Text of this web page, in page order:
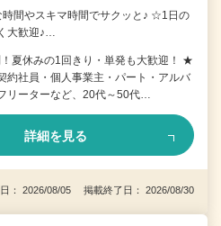
時間やスキマ時間でサクッと♪ ☆1日の
大歓迎♪…
夏休みの1回きり・単発も大歓迎！ ★
約社員・個人事業主・パート・アルバ
リーターなど、20代～50代…
詳細を見る
： 2026/08/05 掲載終了日： 2026/08/30